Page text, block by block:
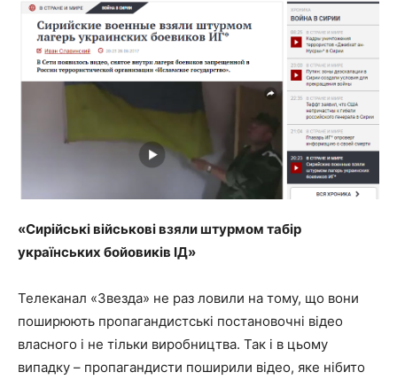
«Сирійські військові взяли штурмом табір
українських бойовиків ІД»
Телеканал «Звезда» не раз ловили на тому, що вони
поширюють пропагандистські постановочні відео
власного і не тільки виробництва. Так і в цьому
випадку – пропагандисти поширили відео, яке нібито